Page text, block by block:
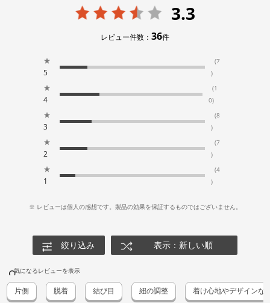
3.3
レビュー件数： 36件
★
5
(7
)
★
4
(1
0)
★
3
(8
)
★
2
(7
)
★
1
(4
)
※ レビューは個人の感想です。製品の効果を保証するものではございません。
絞り込み 表示：新しい順
気になるレビューを表示
片側 脱着 結び目 紐の調整 着け心地やデザインな